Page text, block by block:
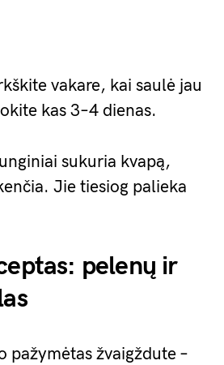
vakare, kai saulė jau
kas 3–4 dienas.
sukuria kvapą,
Jie tiesiog palieka
pelenų ir
pažymėtas žvaigždute –